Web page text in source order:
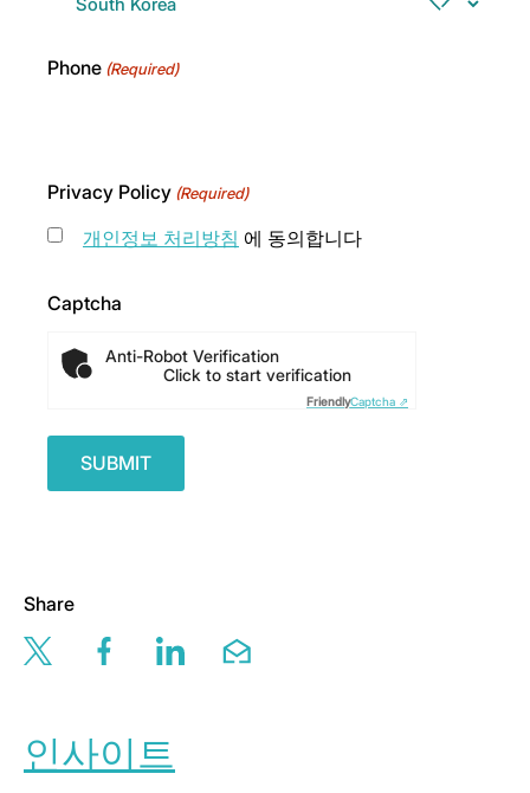
Phone (Required)
Privacy Policy (Required)
개인정보 처리방침 에 동의합니다
Captcha
Anti-Robot Verification
Click to start verification
FriendlyCaptcha ⇗
Share
Share this page via twitter
Share this page via facebook
Share this page via linkedin
Share this page via email
인사이트